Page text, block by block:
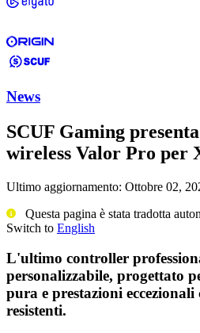
News
SCUF Gaming
wireless Valor Pro per
Ultimo aggiornamento: Ottobre 02,
Questa pagina è stata tradotta
Switch to English
L'ultimo controller
personalizzabile, progettato
pura e prestazioni
resistenti.